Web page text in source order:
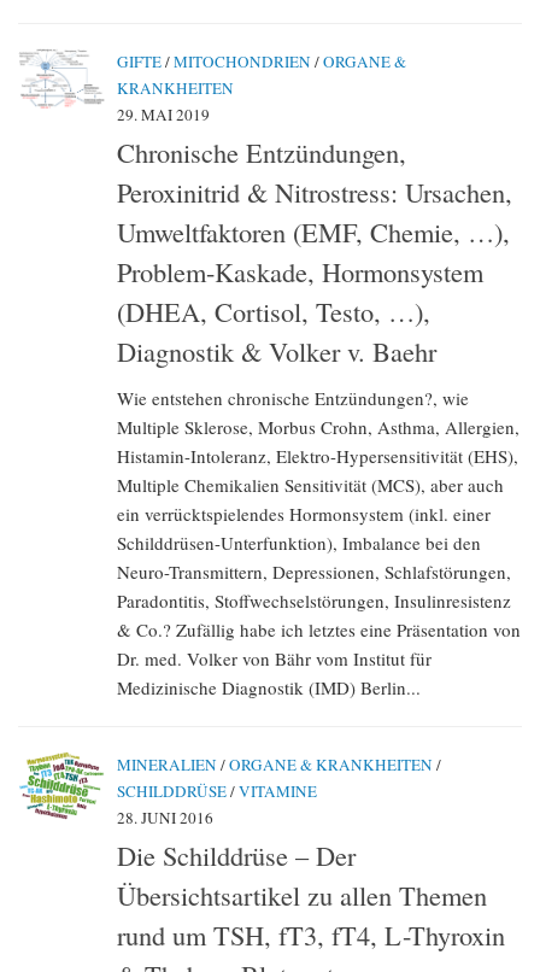
GIFTE/MITOCHONDRIEN /ORGANE &
KRANKHEITEN
29. MAI 2019
Chronische Entzündungen,
Peroxinitrid & Nitrostress: Ursachen,
Umweltfaktoren (EMF, Chemie, …),
Problem-Kaskade, Hormonsystem
(DHEA, Cortisol, Testo, …),
Diagnostik & Volker v. Baehr
Wie entstehen chronische Entzündungen?, wie
Multiple Sklerose, Morbus Crohn, Asthma, Allergien,
Histamin-Intoleranz, Elektro-Hypersensitivität (EHS),
Multiple Chemikalien Sensitivität (MCS), aber auch
ein verrücktspielendes Hormonsystem (inkl. einer
Schilddrüsen-Unterfunktion), Imbalance bei den
Neuro-Transmittern, Depressionen, Schlafstörungen,
Paradontitis, Stoffwechselstörungen, Insulinresistenz
& Co.? Zufällig habe ich letztes eine Präsentation von
Dr. med. Volker von Bähr vom Institut für
Medizinische Diagnostik (IMD) Berlin...
MINERALIEN /ORGANE & KRANKHEITEN /
SCHILDDRÜSE/VITAMINE
28. JUNI 2016
Die Schilddrüse – Der
Übersichtsartikel zu allen Themen
rund um TSH, fT3, fT4, L-Thyroxin